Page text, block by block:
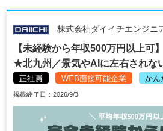
株式会社ダイイチエンジニ
【未経験から年収500万円以上可
★北九州／景気やAIに左右されな
正社員 WEB面接可能企業 かん
掲載終了日：2026/9/3